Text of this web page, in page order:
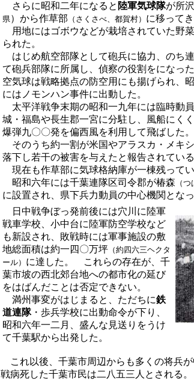
さらに昭和二年になると 陸軍気球隊が所沢
県）から作草部 （さくさべ、都賀村） に移ってき
用地にはゴボウなどが栽培されていた野
られた。
はじめ航空部隊として砲兵に協力、のち
て砲兵部隊に所属し、偵察の役割をになっ
空気球は戦略拠点の防空用にも揚げられ、
にはノモンハン事件に出動した。
太平洋戦争末期の昭和一九年には臨時動
城・福島や長生郡一宮に分駐し、風船にく
爆弾九〇〇発を偏西風を利用して飛ばした。
そのうち約一割が米国やアラスカ・メキ
落下し若干の被害を与えたと報告されている
現在も作草部に気球格納庫が一棟残ってい
昭和六年には千葉連隊区司令郡が椿森 （
に設置され、県下兵力動員の中心機関となっ
日中戦争ぼっ発前後には穴川に陸軍
戦車学校、小中台に陸軍防空学校など
も新設され、敗戦時には軍事施設の敷
地総面積は約一四〇万坪 （約四六三ヘクタ
ール） に達した。 これらの存在が、千
葉市坡の西北郊台地への都市化の延び
をはばんだことは否定できない。
満州事変がはじまると、ただちに鉄
道連隊・歩兵学校に出動命令が下り、
昭和六年一二月、盛んな見送りをうけ
て千葉駅から出発した。
これ以後、千葉市周辺からも多くの将兵
戦病死した千葉市民は二八五三人とされる。